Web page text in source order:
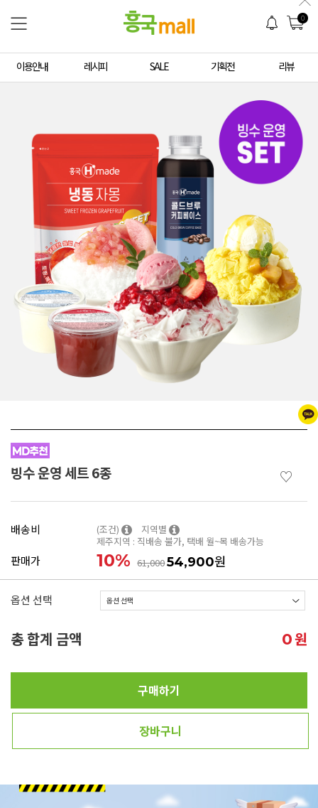
0
이용안내 레시피 SALE 기획전 리뷰
빙수 운영 세트 6종 ♡
배송비 (조건)
지역별
제주지역 : 직배송 불가, 택배 월~목 배송가능
판매가 10% 61,00054,900원
옵션 선택
총 합계 금액 0원
구매하기
장바구니